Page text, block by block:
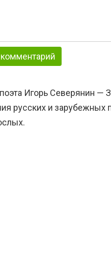
поэта Игорь Северянин
русских и